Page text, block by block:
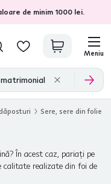
de minim 1000 lei.
verificate
Meniu
Sere, sere din folie
În acest caz, pariaţi pe
calitate realizate din foi de
din aluminiu.